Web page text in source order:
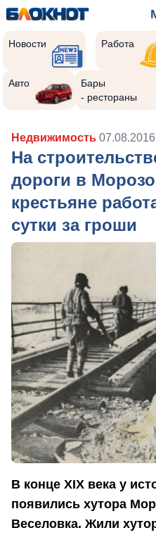
Новости Работа
Авто
Бары
- рестораны
Недвижимость 07.08.2016
На
дороги в
крестьяне
сутки за гроши
В конце XIX века у
появились хутора
Веселовка. Жили